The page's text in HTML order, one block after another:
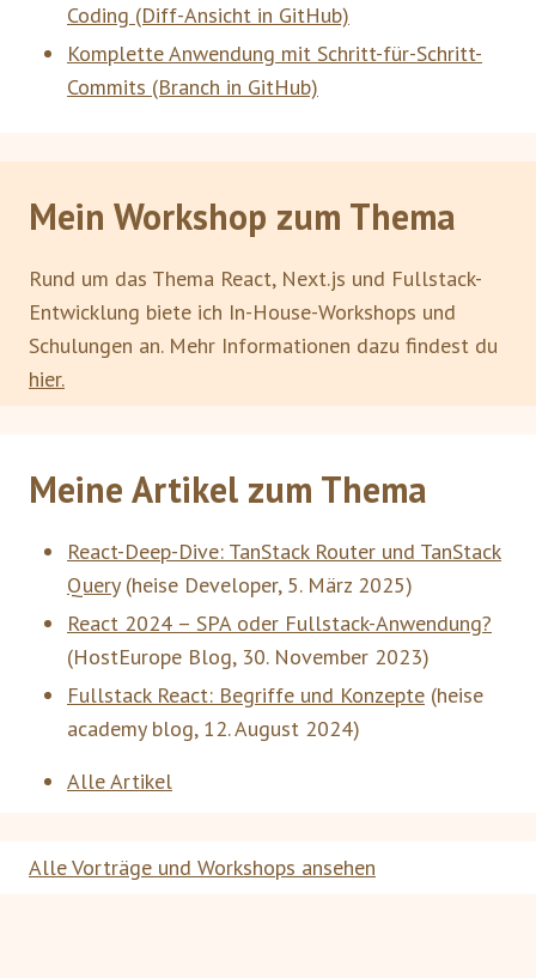
Coding (Diff-Ansicht in GitHub)
Komplette Anwendung mit Schritt-für-Schritt-
Commits (Branch in GitHub)
Mein Workshop zum Thema
Rund um das Thema React, Next.js und Fullstack-
Entwicklung biete ich In-House-Workshops und
Schulungen an. Mehr Informationen dazu findest du
hier.
Meine Artikel zum Thema
React-Deep-Dive: TanStack Router und TanStack
Query(heise Developer, 5. März 2025)
React 2024 – SPA oder Fullstack-Anwendung?
(HostEurope Blog, 30. November 2023)
Fullstack React: Begriffe und Konzepte (heise
academy blog, 12. August 2024)
Alle Artikel
Alle Vorträge und Workshops ansehen